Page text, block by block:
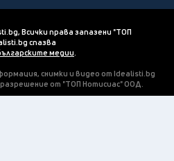
Всички права запазени "ТОП
спазва
медии.
снимки и видео от Idealisti.bg
разрешение от "ТОП Нотисиас" ООД.